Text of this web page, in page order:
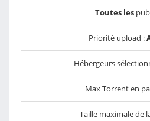
Toutes les
Priorité upload :
Hébergeurs
Max Torrent en
Taille maximale de